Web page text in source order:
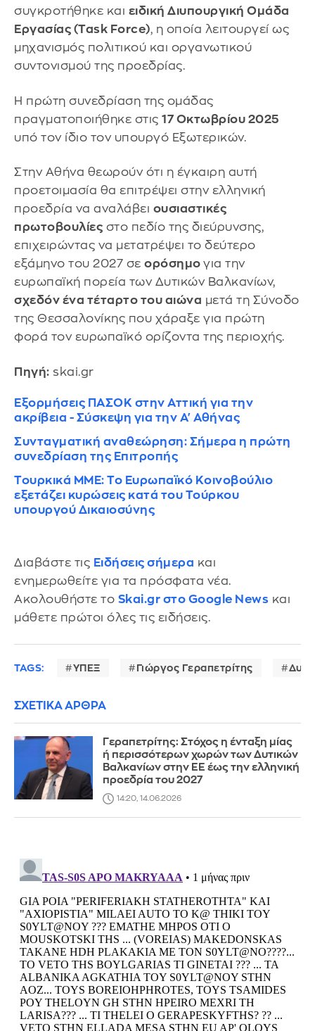
συγκροτήθηκε και ειδική Διυπουργική Ομάδα
Εργασίας (Task Force), η οποία λειτουργεί ως
μηχανισμός πολιτικού και οργανωτικού
συντονισμού της προεδρίας.
Η πρώτη συνεδρίαση της ομάδας
πραγματοποιήθηκε στις 17 Οκτωβρίου 2025
υπό τον ίδιο τον υπουργό Εξωτερικών.
Στην Αθήνα θεωρούν ότι η έγκαιρη αυτή
προετοιμασία θα επιτρέψει στην ελληνική
προεδρία να αναλάβει ουσιαστικές
πρωτοβουλίες στο πεδίο της διεύρυνσης,
επιχειρώντας να μετατρέψει το δεύτερο
εξάμηνο του 2027 σε ορόσημο για την
ευρωπαϊκή πορεία των Δυτικών Βαλκανίων,
σχεδόν ένα τέταρτο του αιώνα μετά τη Σύνοδο
της Θεσσαλονίκης που χάραξε για πρώτη
φορά τον ευρωπαϊκό ορίζοντα της περιοχής.
Πηγή: skai.gr
Εξορμήσεις ΠΑΣΟΚ στην Αττική για την
ακρίβεια - Σύσκεψη για την Α' Αθήνας
Συνταγματική αναθεώρηση: Σήμερα η πρώτη
συνεδρίαση της Επιτροπής
Τουρκικά ΜΜΕ: Το Ευρωπαϊκό Κοινοβούλιο
εξετάζει κυρώσεις κατά του Τούρκου
υπουργού Δικαιοσύνης
Διαβάστε τις Ειδήσεις σήμερα και
ενημερωθείτε για τα πρόσφατα νέα.
Ακολουθήστε το Skai.gr στο Google News και
μάθετε πρώτοι όλες τις ειδήσεις.
TAGS: ΥΠΕΞ Γιώργος Γεραπετρίτης
ΣΧΕΤΙΚΑ ΑΡΘΡΑ
Γεραπετρίτης: Στόχος η ένταξη μίας
ή περισσότερων χωρών των Δυτικών
Βαλκανίων στην ΕΕ έως την ελληνική
προεδρία του 2027
14:20, 14.06.2026